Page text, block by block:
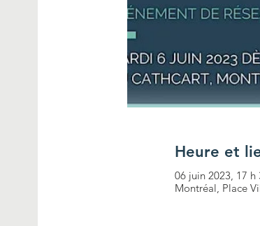
Heure et
06 juin 2023, 17 h
Montréal, Place